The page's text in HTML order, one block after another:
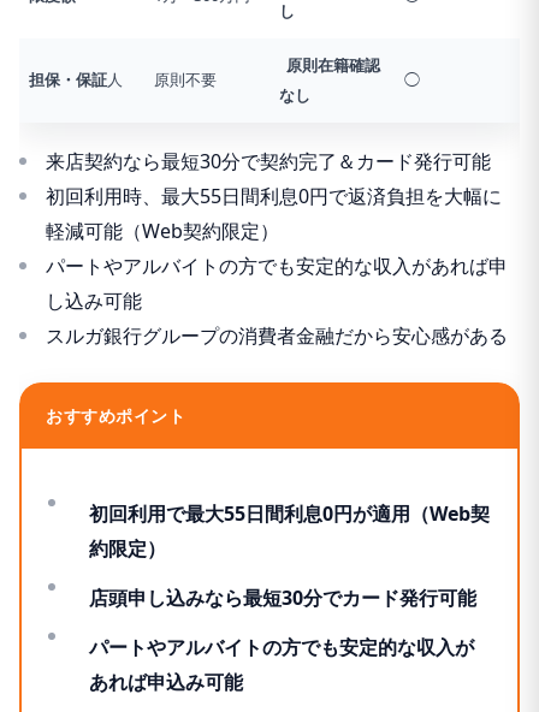
し
担保・保証人 原則不要
原則在籍確認
なし
◯
来店契約なら最短30分で契約完了＆カード発行可能
初回利用時、最大55日間利息0円で返済負担を大幅に
軽減可能（Web契約限定）
パートやアルバイトの方でも安定的な収入があれば申
し込み可能
スルガ銀行グループの消費者金融だから安心感がある
おすすめポイント
初回利用で最大55日間利息0円が適用（Web契
約限定）
店頭申し込みなら最短30分でカード発行可能
パートやアルバイトの方でも安定的な収入が
あれば申込み可能